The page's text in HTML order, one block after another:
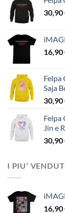
30,90
16,90
Felpa
Saja
30,90
Felpa
Jin e
30,90
I PIU’
16,90